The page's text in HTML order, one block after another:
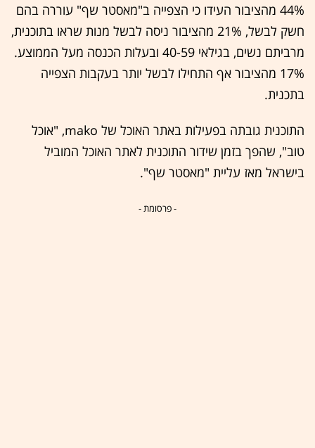
44% מהציבור העידו כי הצפייה ב"מאסטר שף" עוררה בהם
חשק לבשל, 21% מהציבור ניסה לבשל מנות שראו בתוכנית,
מרביתם נשים, בגילאי 40-59 ובעלות הכנסה מעל הממוצע.
17% מהציבור אף התחילו לבשל יותר בעקבות הצפייה
בתכנית.
התוכנית גובתה בפעילות באתר האוכל של mako, "אוכל
טוב", שהפך בזמן שידור התוכנית לאתר האוכל המוביל
בישראל מאז עליית "מאסטר שף".
- פרסומת -